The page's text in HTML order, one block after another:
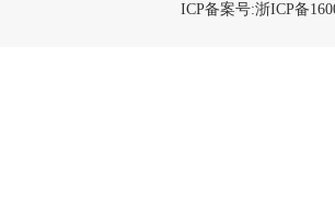
ICP备案号:浙ICP备